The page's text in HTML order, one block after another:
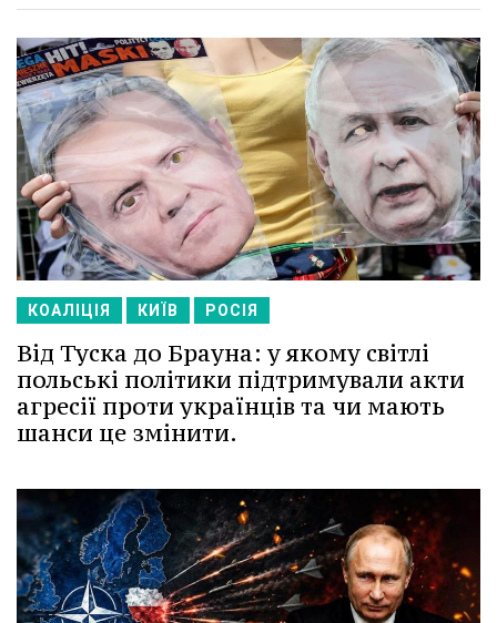
КОАЛІЦІЯ КИЇВ РОСІЯ
Від Туска до Брауна: у якому світлі
польські політики підтримували акти
агресії проти українців та чи мають
шанси це змінити.